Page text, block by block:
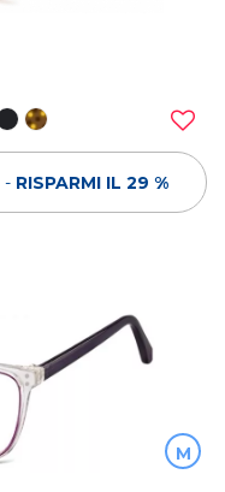
- RISPARMI IL 29 %
M